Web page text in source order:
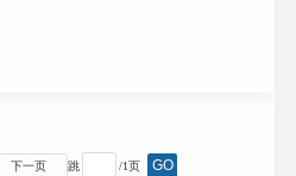
不超过200万元。加快科
最高不超过100万元；支
下一页 跳 /1页 GO